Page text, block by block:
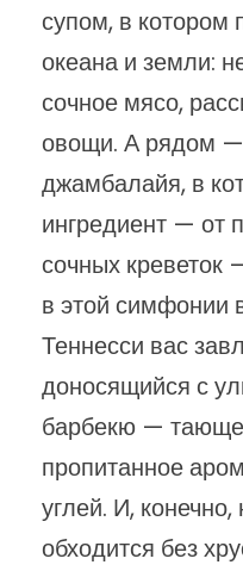
супом, в котором
океана и земли:
сочное мясо,
овощи. А рядом
джамбалайя, в
ингредиент — от
сочных креветок
в этой симфонии
Теннесси вас
доносящийся с
барбекю —
пропитанное
углей. И,
обходится без